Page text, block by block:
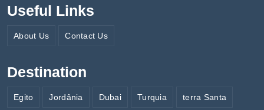
Useful Links
About Us Contact Us
Destination
Egito Jordânia Dubai Turquia terra Santa